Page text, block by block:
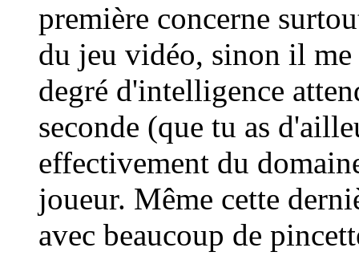
première concerne
du jeu vidéo, sinon il
degré d'intelligence
seconde (que tu as
effectivement du
joueur. Même cette
avec beaucoup de